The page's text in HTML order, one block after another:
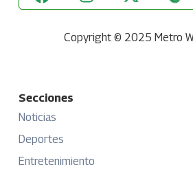
Copyright © 2025 Metro
Secciones
Noticias
Deportes
Entretenimiento